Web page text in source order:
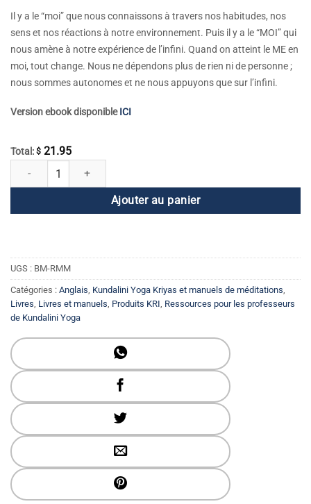
Il y a le “moi” que nous connaissons à travers nos habitudes, nos
sens et nos réactions à notre environnement. Puis il y a le “MOI” qui
nous amène à notre expérience de l’infini. Quand on atteint le ME en
moi, tout change. Nous ne dépendons plus de rien ni de personne ;
nous sommes autonomes et ne nous appuyons que sur l’infini.
Version ebook disponibleICI
Total: $ 21.95
quantité de Atteindre ME en moi
Ajouter au panier
UGS : BM-RMM
Catégories : Anglais, Kundalini Yoga Kriyas et manuels de méditations,
Livres, Livres et manuels, Produits KRI, Ressources pour les professeurs
de Kundalini Yoga